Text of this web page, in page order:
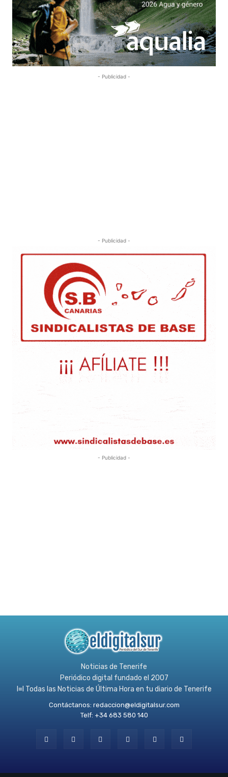
- Publicidad -
- Publicidad -
- Publicidad -
Noticias de Tenerife
Periódico digital fundado el 2007
l≡l Todas las Noticias de Última Hora en tu diario de Tenerife
Contáctanos: redaccion@eldigitalsur.com
Telf: +34 683 580 140